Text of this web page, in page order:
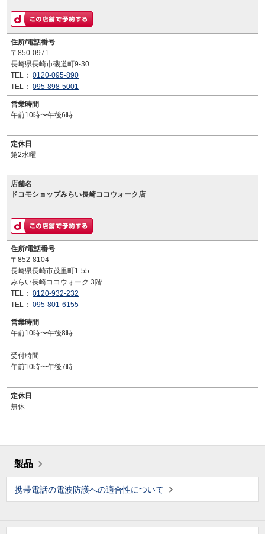
住所/電話番号
〒850-0971
長崎県長崎市磯道町9-30
TEL： 0120-095-890
TEL： 095-898-5001
営業時間
午前10時〜午後6時
定休日
第2水曜
店舗名
ドコモショップみらい長崎ココウォーク店
住所/電話番号
〒852-8104
長崎県長崎市茂里町1-55
みらい長崎ココウォーク 3階
TEL： 0120-932-232
TEL： 095-801-6155
営業時間
午前10時〜午後8時
受付時間
午前10時〜午後7時
定休日
無休
製品
携帯電話の電波防護への適合性について